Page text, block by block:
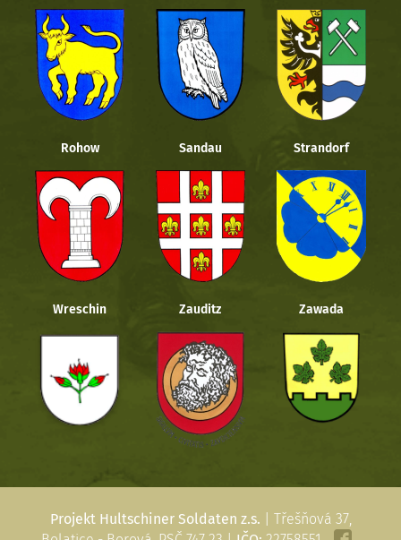
Rohow Sandau Strandorf
Wreschin Zauditz Zawada
Projekt Hultschiner Soldaten z.s. | Třešňová 37,